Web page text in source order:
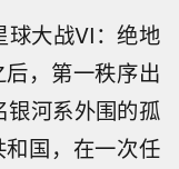
球大战VI：绝地
，第一秩序出
银河系外围的孤
国，在一次任